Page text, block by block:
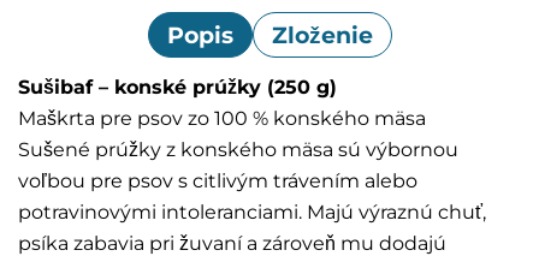
Popis Zloženie
Sušibaf – konské prúžky (250 g)
Maškrta pre psov zo 100 % konského mäsa
Sušené prúžky z konského mäsa sú výbornou
voľbou pre psov s citlivým trávením alebo
potravinovými intoleranciami. Majú výraznú chuť,
psíka zabavia pri žuvaní a zároveň mu dodajú